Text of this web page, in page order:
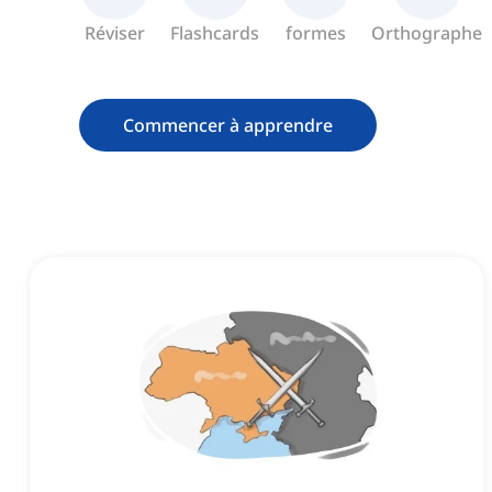
Réviser Flashcards formes Orthographe
Commencer à apprendre